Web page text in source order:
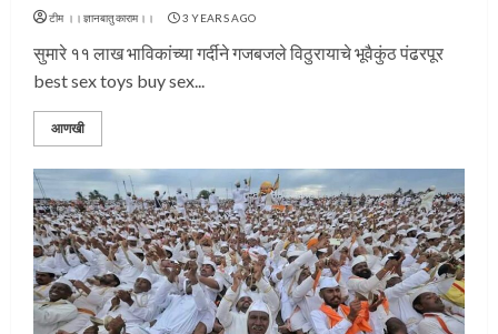
टीम ।।ज्ञानबातुकाराम।। 3 YEARS AGO
सुमारे ११ लाख भाविकांच्या गर्दीने गजबजले विठुरायाचे भूवैकुंठ पंढरपूर
best sex toys buy sex...
आणखी